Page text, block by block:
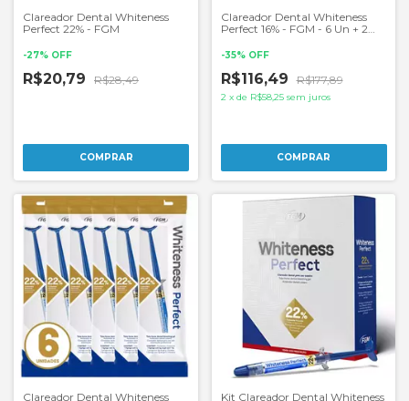
Clareador Dental Whiteness
Perfect 22% - FGM
-27% OFF
R$20,79 R$28,49
Clareador Dental Whiteness
Perfect 16% - FGM - 6 Un + 2
-35% OFF
R$116,49 R$177,89
2 x de R$58,25 sem juros
Clareador Dental Whiteness
Kit Clareador Dental Whiteness